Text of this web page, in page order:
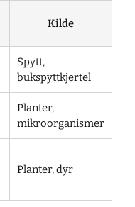
Kilde
Spytt,
bukspyttkjertel
Planter,
mikroorganismer
Planter, dyr